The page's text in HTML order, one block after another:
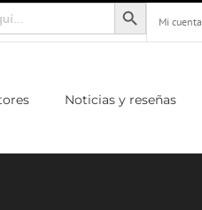
Mi cuenta
Noticias y reseñas